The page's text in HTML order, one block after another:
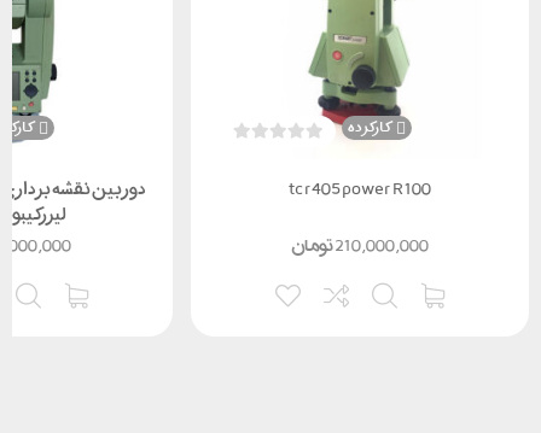
کارکرده
tcr405 power R 100
تومان210,000,000